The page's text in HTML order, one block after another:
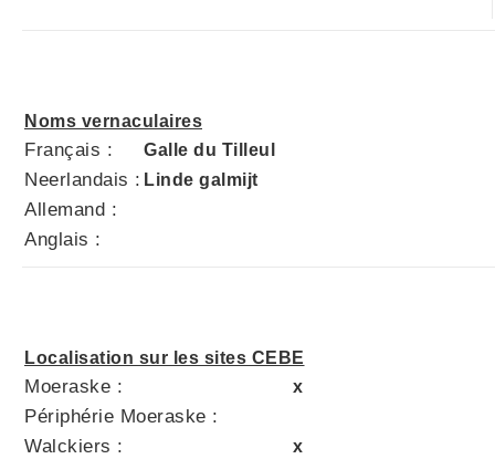
Noms vernaculaires
Français : Galle du Tilleul
Neerlandais : Linde galmijt
Allemand :
Anglais :
Localisation sur les sites CEBE
Moeraske : x
Périphérie Moeraske :
Walckiers :
x